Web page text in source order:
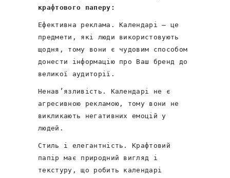
крафтового паперу:
Ефективна реклама. Календарі – це
предмети, які люди використовують
щодня, тому вони є чудовим способом
донести інформацію про Ваш бренд до
великої аудиторії.
Ненав’язливість. Календарі не є
агресивною рекламою, тому вони не
викликають негативних емоцій у
людей.
Стиль і елегантність. Крафтовий
папір має природний вигляд і
текстуру, що робить календарі